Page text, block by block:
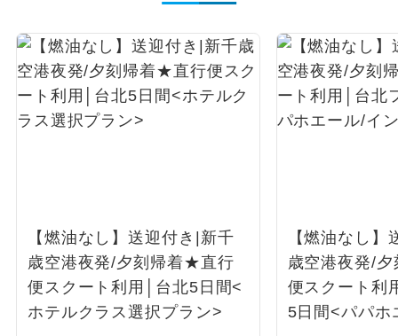
【燃油なし】送迎付き|新千
歳空港夜発/夕刻帰着★直行
便スクート利用│台北5日間<
ホテルクラス選択プラン>
【燃油なし
歳空港夜発/
便スクート利
5日間<パパホ